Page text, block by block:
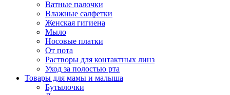
Ватные палочки
Влажные салфетки
Женская гигиена
Мыло
Носовые платки
От пота
Растворы для контактных линз
Уход за полостью рта
Товары для мамы и малыша
Бутылочки